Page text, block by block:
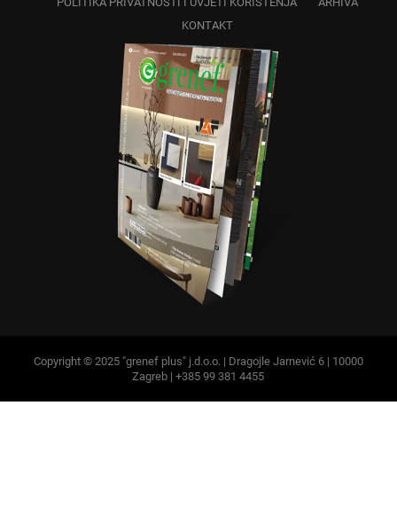
KONTAKT
Copyright © 2025 "grenef plus" j.d.o.o. | Dragojle Jarnević 6 | 10000
Zagreb | +385 99 381 4455